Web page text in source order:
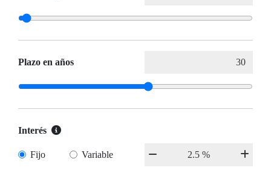
Plazo en años
Interés
Fijo Variable